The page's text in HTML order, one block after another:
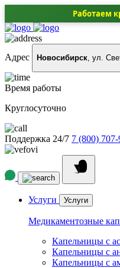
Работаем
Адрес Новосибирск, ул.
Время работы
Круглосуточно
Поддержка 24/7 7 (800)
Услуги Услуги
Медикаментозные
Капельницы с
Капельницы с
Капельницы с